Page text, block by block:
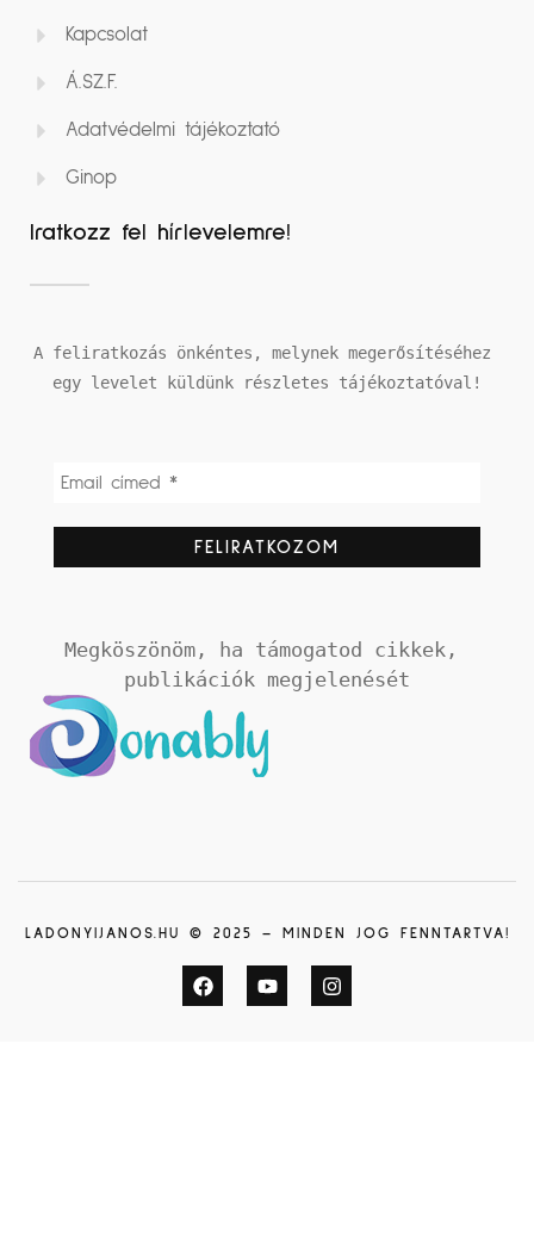
Kapcsolat
Á.SZ.F.
Adatvédelmi tájékoztató
Ginop
Iratkozz fel hírlevelemre!
A feliratkozás önkéntes, melynek megerősítéséhez
egy levelet küldünk részletes tájékoztatóval!
Megköszönöm, ha támogatod cikkek,
publikációk megjelenését
LADONYIJANOS.HU © 2025 – MINDEN JOG FENNTARTVA!